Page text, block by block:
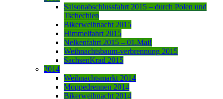
Saisonabschlussfahrt 2015 – durch Polen und
Tschechien
Bikerweihnacht 2015
Himmelfahrt 2015
Nelkenfahrt 2015 – 01.Mai!
Weihnachtsbaum-verbrennung 2015
SachsenKrad 2015
2014
Weihnachtsmarkt 2014
Moppedrennen 2014
Bikerweihnacht 2014